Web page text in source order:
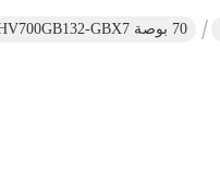
70 بوصة 4K UHD BOE HV700GB132-GBX7 شاشة تلفزيون LCD مفتوحة الخلية لمصنعي OEM